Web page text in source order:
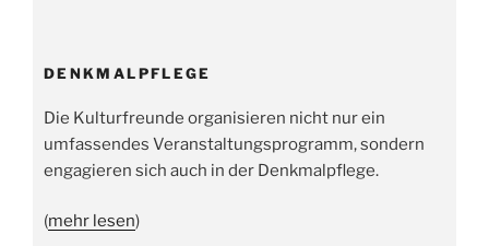
DENKMALPFLEGE
Die Kulturfreunde organisieren nicht nur ein
umfassendes Veranstaltungsprogramm, sondern
engagieren sich auch in der Denkmalpflege.
(mehr lesen)